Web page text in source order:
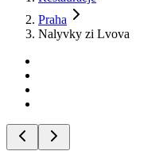
Praha
Nalyvky zi Lvova